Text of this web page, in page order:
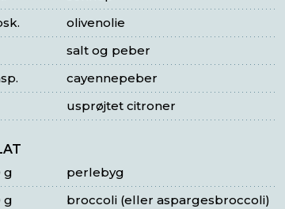
olivenolie
salt og peber
cayennepeber
usprøjtet citroner
perlebyg
g
broccoli (eller aspargesbroccoli)
g